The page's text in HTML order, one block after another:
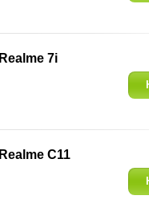
Realme 7i
Realme C11